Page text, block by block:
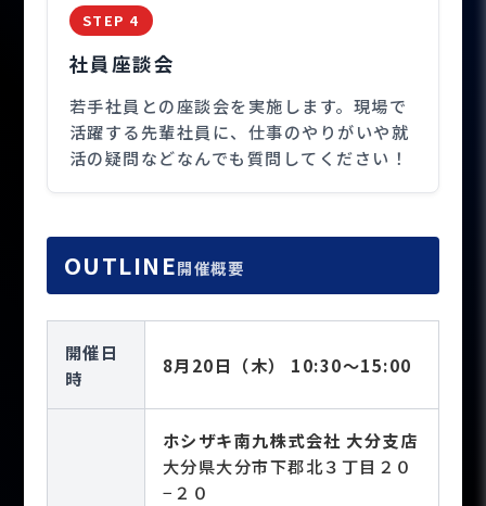
STEP 4
社員座談会
若手社員との座談会を実施します。現場で
活躍する先輩社員に、仕事のやりがいや就
活の疑問などなんでも質問してください！
OUTLINE開催概要
開催日
時
8月20日（木） 10:30～15:00
ホシザキ南九株式会社 大分支店
大分県大分市下郡北３丁目２０
−２０